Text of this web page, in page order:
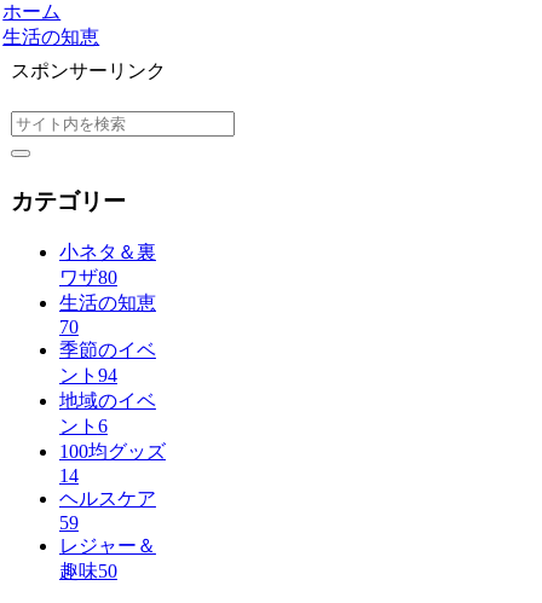
ホーム
生活の知恵
スポンサーリンク
カテゴリー
小ネタ＆裏
ワザ80
生活の知恵
70
季節のイベ
ント 94
地域のイベ
ント 6
100均グッズ
14
ヘルスケア
59
レジャー＆
趣味50